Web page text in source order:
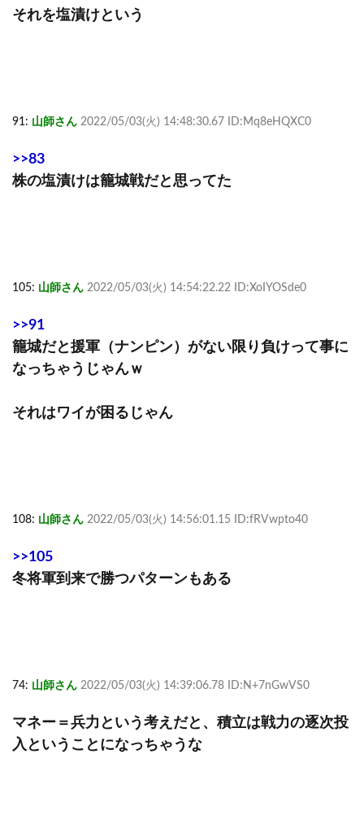
それを塩漬けという
91: 山師さん 2022/05/03(火) 14:48:30.67 ID:Mq8eHQXC0
>>83
株の塩漬けは籠城戦だと思ってた
105: 山師さん 2022/05/03(火) 14:54:22.22 ID:XoIYOSde0
>>91
籠城だと援軍（ナンピン）がない限り負けって事に
なっちゃうじゃんｗ
それはワイが困るじゃん
108: 山師さん 2022/05/03(火) 14:56:01.15 ID:fRVwpto40
>>105
冬将軍到来で勝つパターンもある
74: 山師さん 2022/05/03(火) 14:39:06.78 ID:N+7nGwVS0
マネー＝兵力という考えだと、積立は戦力の逐次投
入ということになっちゃうな